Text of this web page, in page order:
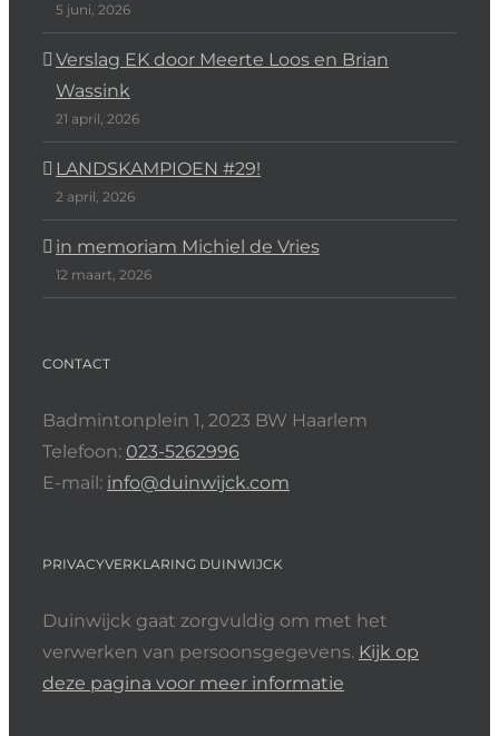
5 juni, 2026
Verslag EK door Meerte Loos en Brian
Wassink
21 april, 2026
LANDSKAMPIOEN #29!
2 april, 2026
in memoriam Michiel de Vries
12 maart, 2026
CONTACT
Badmintonplein 1, 2023 BW Haarlem
Telefoon: 023-5262996
E-mail: info@duinwijck.com
PRIVACYVERKLARING DUINWIJCK
Duinwijck gaat zorgvuldig om met het
verwerken van persoonsgegevens. Kijk op
deze pagina voor meer informatie